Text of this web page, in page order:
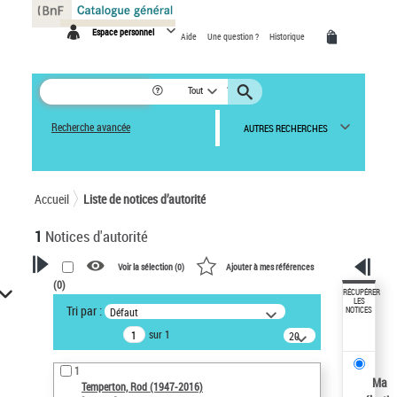
Espace personnel Aide Une question ? Historique
Tout
Recherche avancée AUTRES RECHERCHES
Accueil Liste de notices d’autorité
1 Notices d'autorité
VOTRE RECHERCHE
Recherche avancée dans les
notices d’autorité
Œuvres liées à l'auteur :
Temperton, Rod (1947-2016)
Voir la sélection (0) Ajouter à mes références
(0)
Tri par : Défaut
sur 1
20
résultats/page
1
Temperton, Rod (1947-2016)
RÉCUPÉRER
LES
NOTICES
Ma
Panneau de gestion des cookies